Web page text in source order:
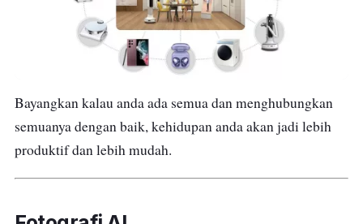
Bayangkan kalau anda ada semua dan menghubungkan
semuanya dengan baik, kehidupan anda akan jadi lebih
produktif dan lebih mudah.